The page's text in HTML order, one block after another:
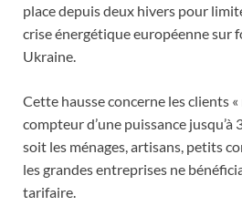
place depuis deux hivers pour
crise énergétique européenne sur
Ukraine.
Cette hausse concerne les clients «
compteur d’une puissance jusqu’à
soit les ménages, artisans, petits
les grandes entreprises ne
tarifaire.